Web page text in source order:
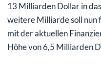
13 Milliarden Dollar in
weitere Milliarde soll nun
mit der aktuellen
Höhe von 6,5 Milliarden